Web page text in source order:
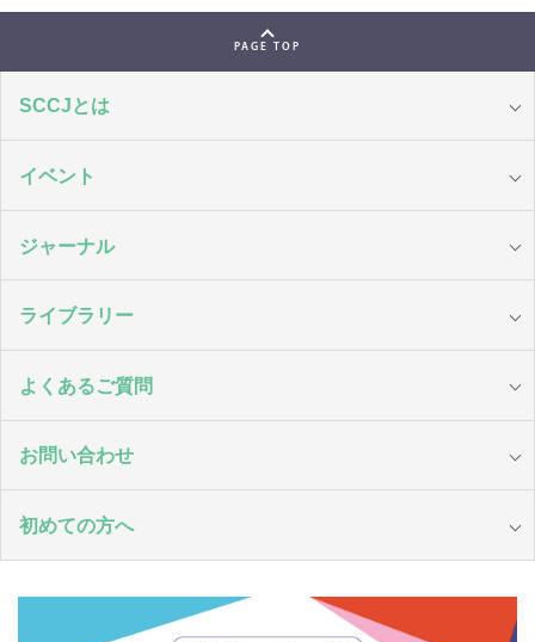
PAGE TOP
SCCJとは
イベント
ジャーナル
ライブラリー
よくあるご質問
お問い合わせ
初めての方へ